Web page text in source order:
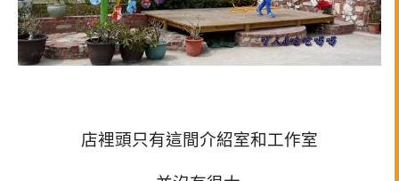
店裡頭只有這間介紹室和工作室